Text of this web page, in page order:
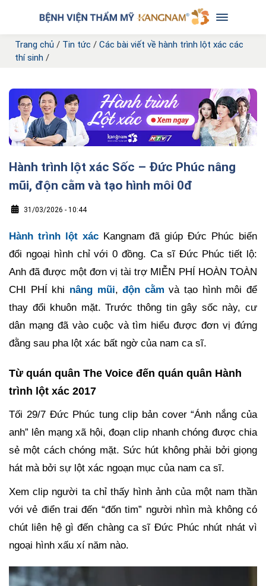
Trang chủ / Tin tức / Các bài viết về hành trình lột xác các
thí sinh /
Hành trình lột xác Sốc – Đức Phúc nâng
mũi, độn cằm và tạo hình môi 0đ
31/03/2026 - 10:44
Hành trình lột xácKangnam đã giúp Đức Phúc biến
đổi ngoại hình chỉ với 0 đồng. Ca sĩ Đức Phúc tiết lộ:
Anh đã được một đơn vị tài trợ MIỄN PHÍ HOÀN TOÀN
CHI PHÍ khi nâng mũi,độn cằm và tạo hình môi để
thay đổi khuôn mặt. Trước thông tin gây sốc này, cư
dân mạng đã vào cuộc và tìm hiểu được đơn vị đứng
đằng sau pha lột xác bất ngờ của nam ca sĩ.
Từ quán quân The Voice đến quán quân Hành
trình lột xác 2017
Tối 29/7 Đức Phúc tung clip bản cover “Ánh nắng của
anh” lên mạng xã hội, đoạn clip nhanh chóng được chia
sẻ một cách chóng mặt. Sức hút không phải bởi giọng
hát mà bởi sự lột xác ngoạn mục của nam ca sĩ.
Xem clip người ta chỉ thấy hình ảnh của một nam thần
với vẻ điển trai đến “đốn tim” người nhìn mà không có
chút liên hệ gì đến chàng ca sĩ Đức Phúc nhút nhát vì
ngoại hình xấu xí năm nào.